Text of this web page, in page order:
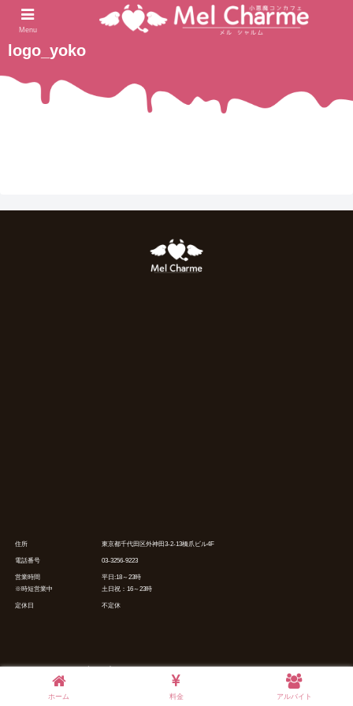
ホーム
logo_yoko
2021.05.20
住所 東京都千代田区外神田3-2-13橋爪ビル4F
電話番号 03-3256-9223
営業時間
※時短営業中
平日:18～23時
土日祝：16～23時
定休日 不定休
© 2021 小悪魔コンカフェ メルシャルム(MelCharme).
Menu
ホーム 料金 アルバイト